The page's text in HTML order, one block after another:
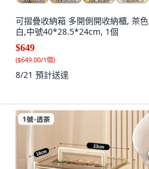
可摺疊收納箱 多開側開收納櫃, 茶色
白,中號40*28.5*24cm, 1個
$649
($649.00/1個)
8/21 預計送達